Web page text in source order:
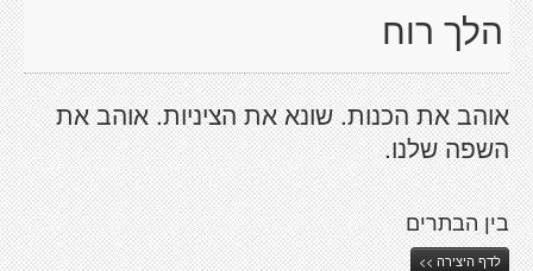
הלך רוח
אוהב את הכנות. שונא את הציניות. אוהב את
השפה שלנו.
בין הבתרים
לדף היצירה >>